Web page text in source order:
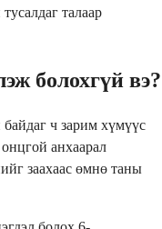
талаар
болохгүй вэ?
ч зарим хүмүүс
анхаарал
заахаас өмнө таны